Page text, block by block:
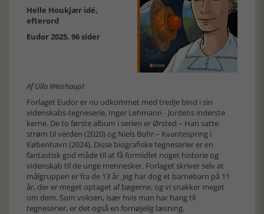
Helle Houkjær idé,
efterord
Eudor 2025, 96 sider
Af Ulla Weishaupt
Forlaget Eudor er nu udkommet med tredje bind i sin
videnskabs-tegneserie, Inger Lehmann - Jordens inderste
kerne. De to første album i serien er Ørsted – Han satte
strøm til verden (2020) og Niels Bohr – Kvantespring i
København (2024). Disse biografiske tegneserier er en
fantastisk god måde til at få formidlet noget historie og
videnskab til de unge mennesker. Forlaget skriver selv at
målgruppen er fra de 13 år. Jeg har dog et barnebarn på 11
år, der er meget optaget af bøgerne, og vi snakker meget
om dem. Som voksen, især hvis man har hang til
tegneserier, er det også en fornøjelig læsning.